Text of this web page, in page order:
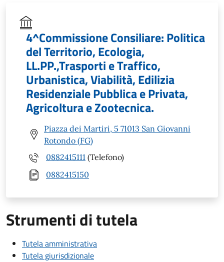
4^Commissione Consiliare: Politica
del Territorio, Ecologia,
LL.PP.,Trasporti e Traffico,
Urbanistica, Viabilità, Edilizia
Residenziale Pubblica e Privata,
Agricoltura e Zootecnica.
Piazza dei Martiri, 5 71013 San Giovanni
Rotondo (FG)
0882415111 (Telefono)
0882415150
Strumenti di tutela
Tutela amministrativa
Tutela giurisdizionale